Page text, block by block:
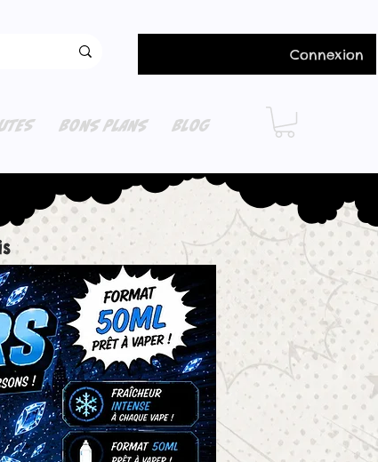
Connexion
BONS PLANS BLOG